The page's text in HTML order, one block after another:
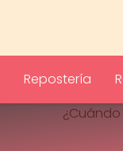
Repostería